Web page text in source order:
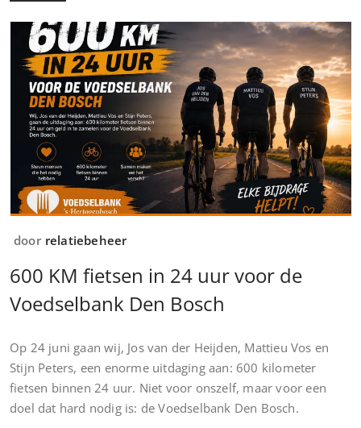
door relatiebeheer
600 KM fietsen in 24 uur voor de
Voedselbank Den Bosch
Op 24 juni gaan wij, Jos van der Heijden, Mattieu Vos en
Stijn Peters, een enorme uitdaging aan: 600 kilometer
fietsen binnen 24 uur. Niet voor onszelf, maar voor een
doel dat hard nodig is: de Voedselbank Den Bosch.